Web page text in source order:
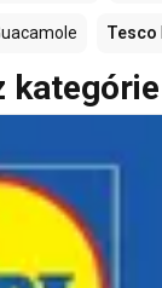
Tesco
kategórie